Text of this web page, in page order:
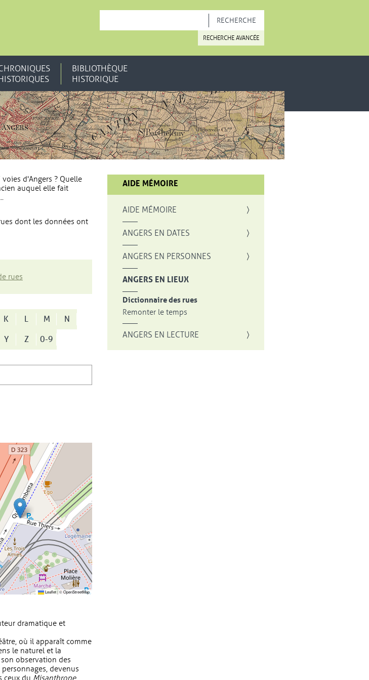
RECHERCHE AVANCÉE
BIBLIOTHÈQUE
HISTORIQUE
d'Angers ? Quelle
auquel elle fait
dont les données ont
rues
K L M
N
Y Z 0-9
Leaflet|©OpenStreetMap
dramatique et
où il apparaît comme
le naturel et la
observation des
devenus
ceux du Misanthrope
AIDE MÉMOIRE
AIDE MÉMOIRE
ANGERS EN DATES
ANGERS EN PERSONNES
ANGERS EN LIEUX
Dictionnaire des rues
Remonter le temps
ANGERS EN LECTURE